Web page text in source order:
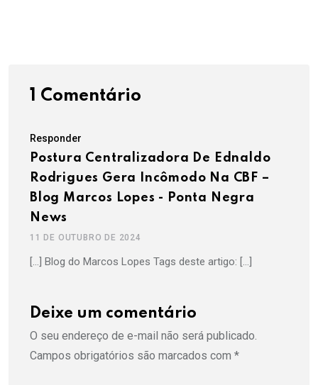
1 Comentário
Responder
Postura Centralizadora De Ednaldo
Rodrigues Gera Incômodo Na CBF –
Blog Marcos Lopes - Ponta Negra
News
11 DE OUTUBRO DE 2024
[…] Blog do Marcos Lopes Tags deste artigo: […]
Deixe um comentário
O seu endereço de e-mail não será publicado.
Campos obrigatórios são marcados com *